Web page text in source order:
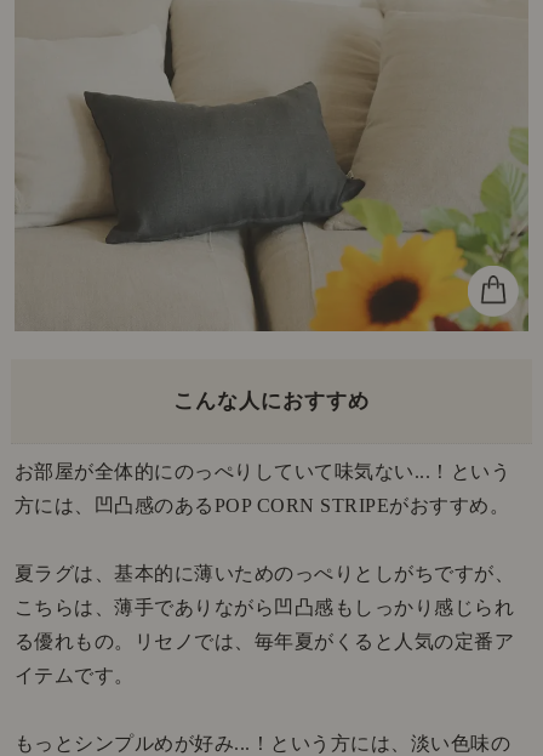
こんな人におすすめ
お部屋が全体的にのっぺりしていて味気ない...！という
方には、凹凸感のあるPOP CORN STRIPEがおすすめ。
夏ラグは、基本的に薄いためのっぺりとしがちですが、
こちらは、薄手でありながら凹凸感もしっかり感じられ
る優れもの。リセノでは、毎年夏がくると人気の定番ア
イテムです。
もっとシンプルめが好み...！という方には、淡い色味の